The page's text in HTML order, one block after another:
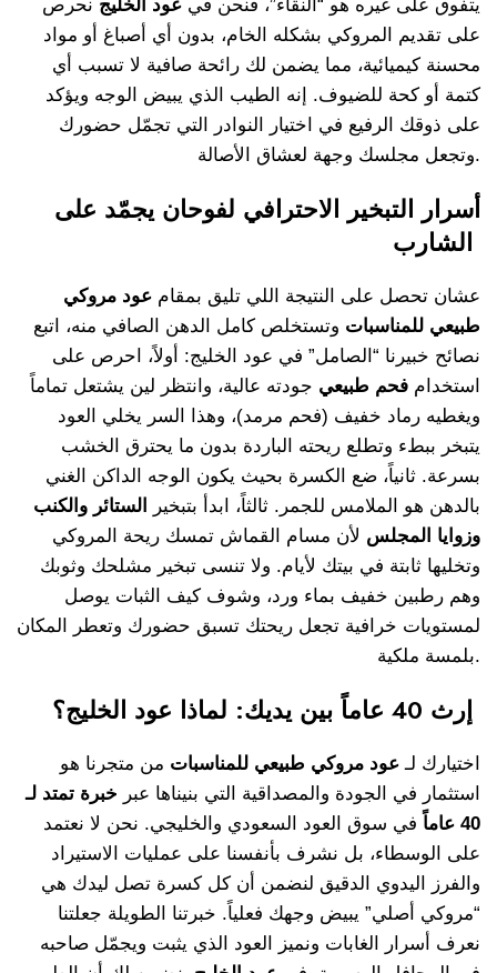
يتفوق على غيره هو “النقاء”، فنحن في عود الخليج نحرص
على تقديم المروكي بشكله الخام، بدون أي أصباغ أو مواد
محسنة كيميائية، مما يضمن لك رائحة صافية لا تسبب أي
كتمة أو كحة للضيوف. إنه الطيب الذي يبيض الوجه ويؤكد
على ذوقك الرفيع في اختيار النوادر التي تجمّل حضورك
وتجعل مجلسك وجهة لعشاق الأصالة.
أسرار التبخير الاحترافي لفوحان يجمّد على
عشان تحصل على النتيجة اللي تليق بمقام عود مروكي
طبيعي للمناسبات وتستخلص كامل الدهن الصافي منه، اتبع
نصائح خبيرنا “الصامل” في عود الخليج: أولاً، احرص على
استخدام فحم طبيعي جودته عالية، وانتظر لين يشتعل تماماً
ويغطيه رماد خفيف (فحم مرمد)، وهذا السر يخلي العود
يتبخر ببطء وتطلع ريحته الباردة بدون ما يحترق الخشب
بسرعة. ثانياً، ضع الكسرة بحيث يكون الوجه الداكن الغني
بالدهن هو الملامس للجمر. ثالثاً، ابدأ بتبخير
الستائر والكنب
وزوايا المجلس لأن مسام القماش تمسك ريحة المروكي
وتخليها ثابتة في بيتك لأيام. ولا تنسى تبخير مشلحك وثوبك
وهم رطبين خفيف بماء ورد، وشوف كيف الثبات يوصل
لمستويات خرافية تجعل ريحتك تسبق حضورك وتعطر المكان
بلمسة ملكية.
اختيارك لـ عود مروكي طبيعي للمناسبات من متجرنا هو
استثمار في الجودة والمصداقية التي بنيناها عبر خبرة تمتد لـ
40 عاماً
في سوق العود السعودي والخليجي. نحن لا نعتمد
على الوسطاء، بل نشرف بأنفسنا على عمليات الاستيراد
والفرز اليدوي الدقيق لنضمن أن كل كسرة تصل ليدك هي
“مروكي أصلي” يبيض وجهك فعلياً. خبرتنا الطويلة جعلتنا
نعرف أسرار الغابات ونميز العود الذي يثبت ويجمّل صاحبه